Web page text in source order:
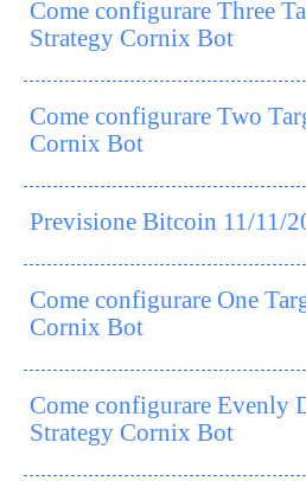
Come configurare Three
Strategy Cornix Bot
Come configurare Two
Cornix Bot
Previsione Bitcoin 11/11/
Come configurare One
Cornix Bot
Come configurare Evenly
Strategy Cornix Bot